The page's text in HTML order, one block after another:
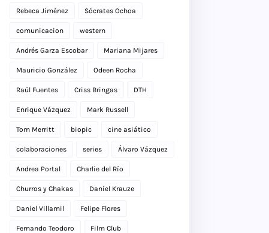
Rebeca Jiménez Sócrates Ochoa
comunicacion western
Andrés Garza Escobar Mariana Mijares
Mauricio González Odeen Rocha
Raúl Fuentes Criss Bringas DTH
Enrique Vázquez Mark Russell
Tom Merritt biopic cine asiático
colaboraciones series Álvaro Vázquez
Andrea Portal Charlie del Río
Churros y Chakas Daniel Krauze
Daniel Villamil Felipe Flores
Fernando Teodoro Film Club